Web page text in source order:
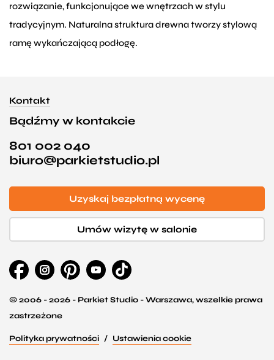
rozwiązanie, funkcjonujące we wnętrzach w stylu
tradycyjnym. Naturalna struktura drewna tworzy stylową
ramę wykańczającą podłogę.
Kontakt
Bądźmy w kontakcie
801 002 040
biuro@parkietstudio.pl
Uzyskaj bezpłatną wycenę
Umów wizytę w salonie
© 2006 - 2026 - Parkiet Studio - Warszawa, wszelkie prawa
zastrzeżone
Polityka prywatności Ustawienia cookie